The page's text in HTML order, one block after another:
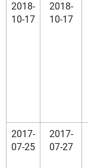
2018-
10-17
2018-
10-17
2017-
07-25
2017-
07-27